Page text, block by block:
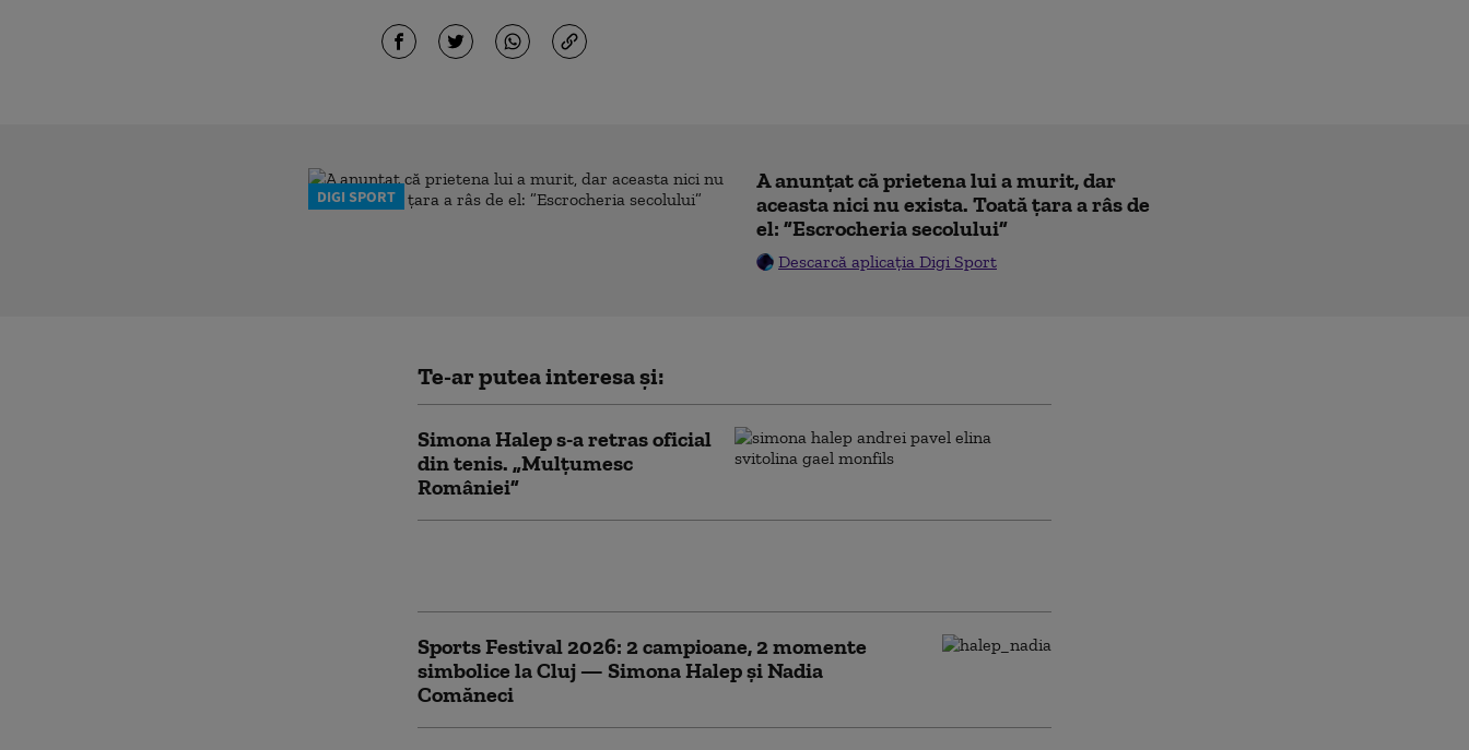
DIGI SPORT
A anunțat că prietena lui a murit, dar
aceasta nici nu exista. Toată țara a râs de
el: ”Escrocheria secolului”
Descarcă aplicația Digi Sport
Te-ar putea interesa și:
Simona Halep s-a retras oficial
din tenis. „Mulţumesc
României”
Sports Festival 2026: 2 campioane, 2 momente
simbolice la Cluj — Simona Halep și Nadia
Comăneci